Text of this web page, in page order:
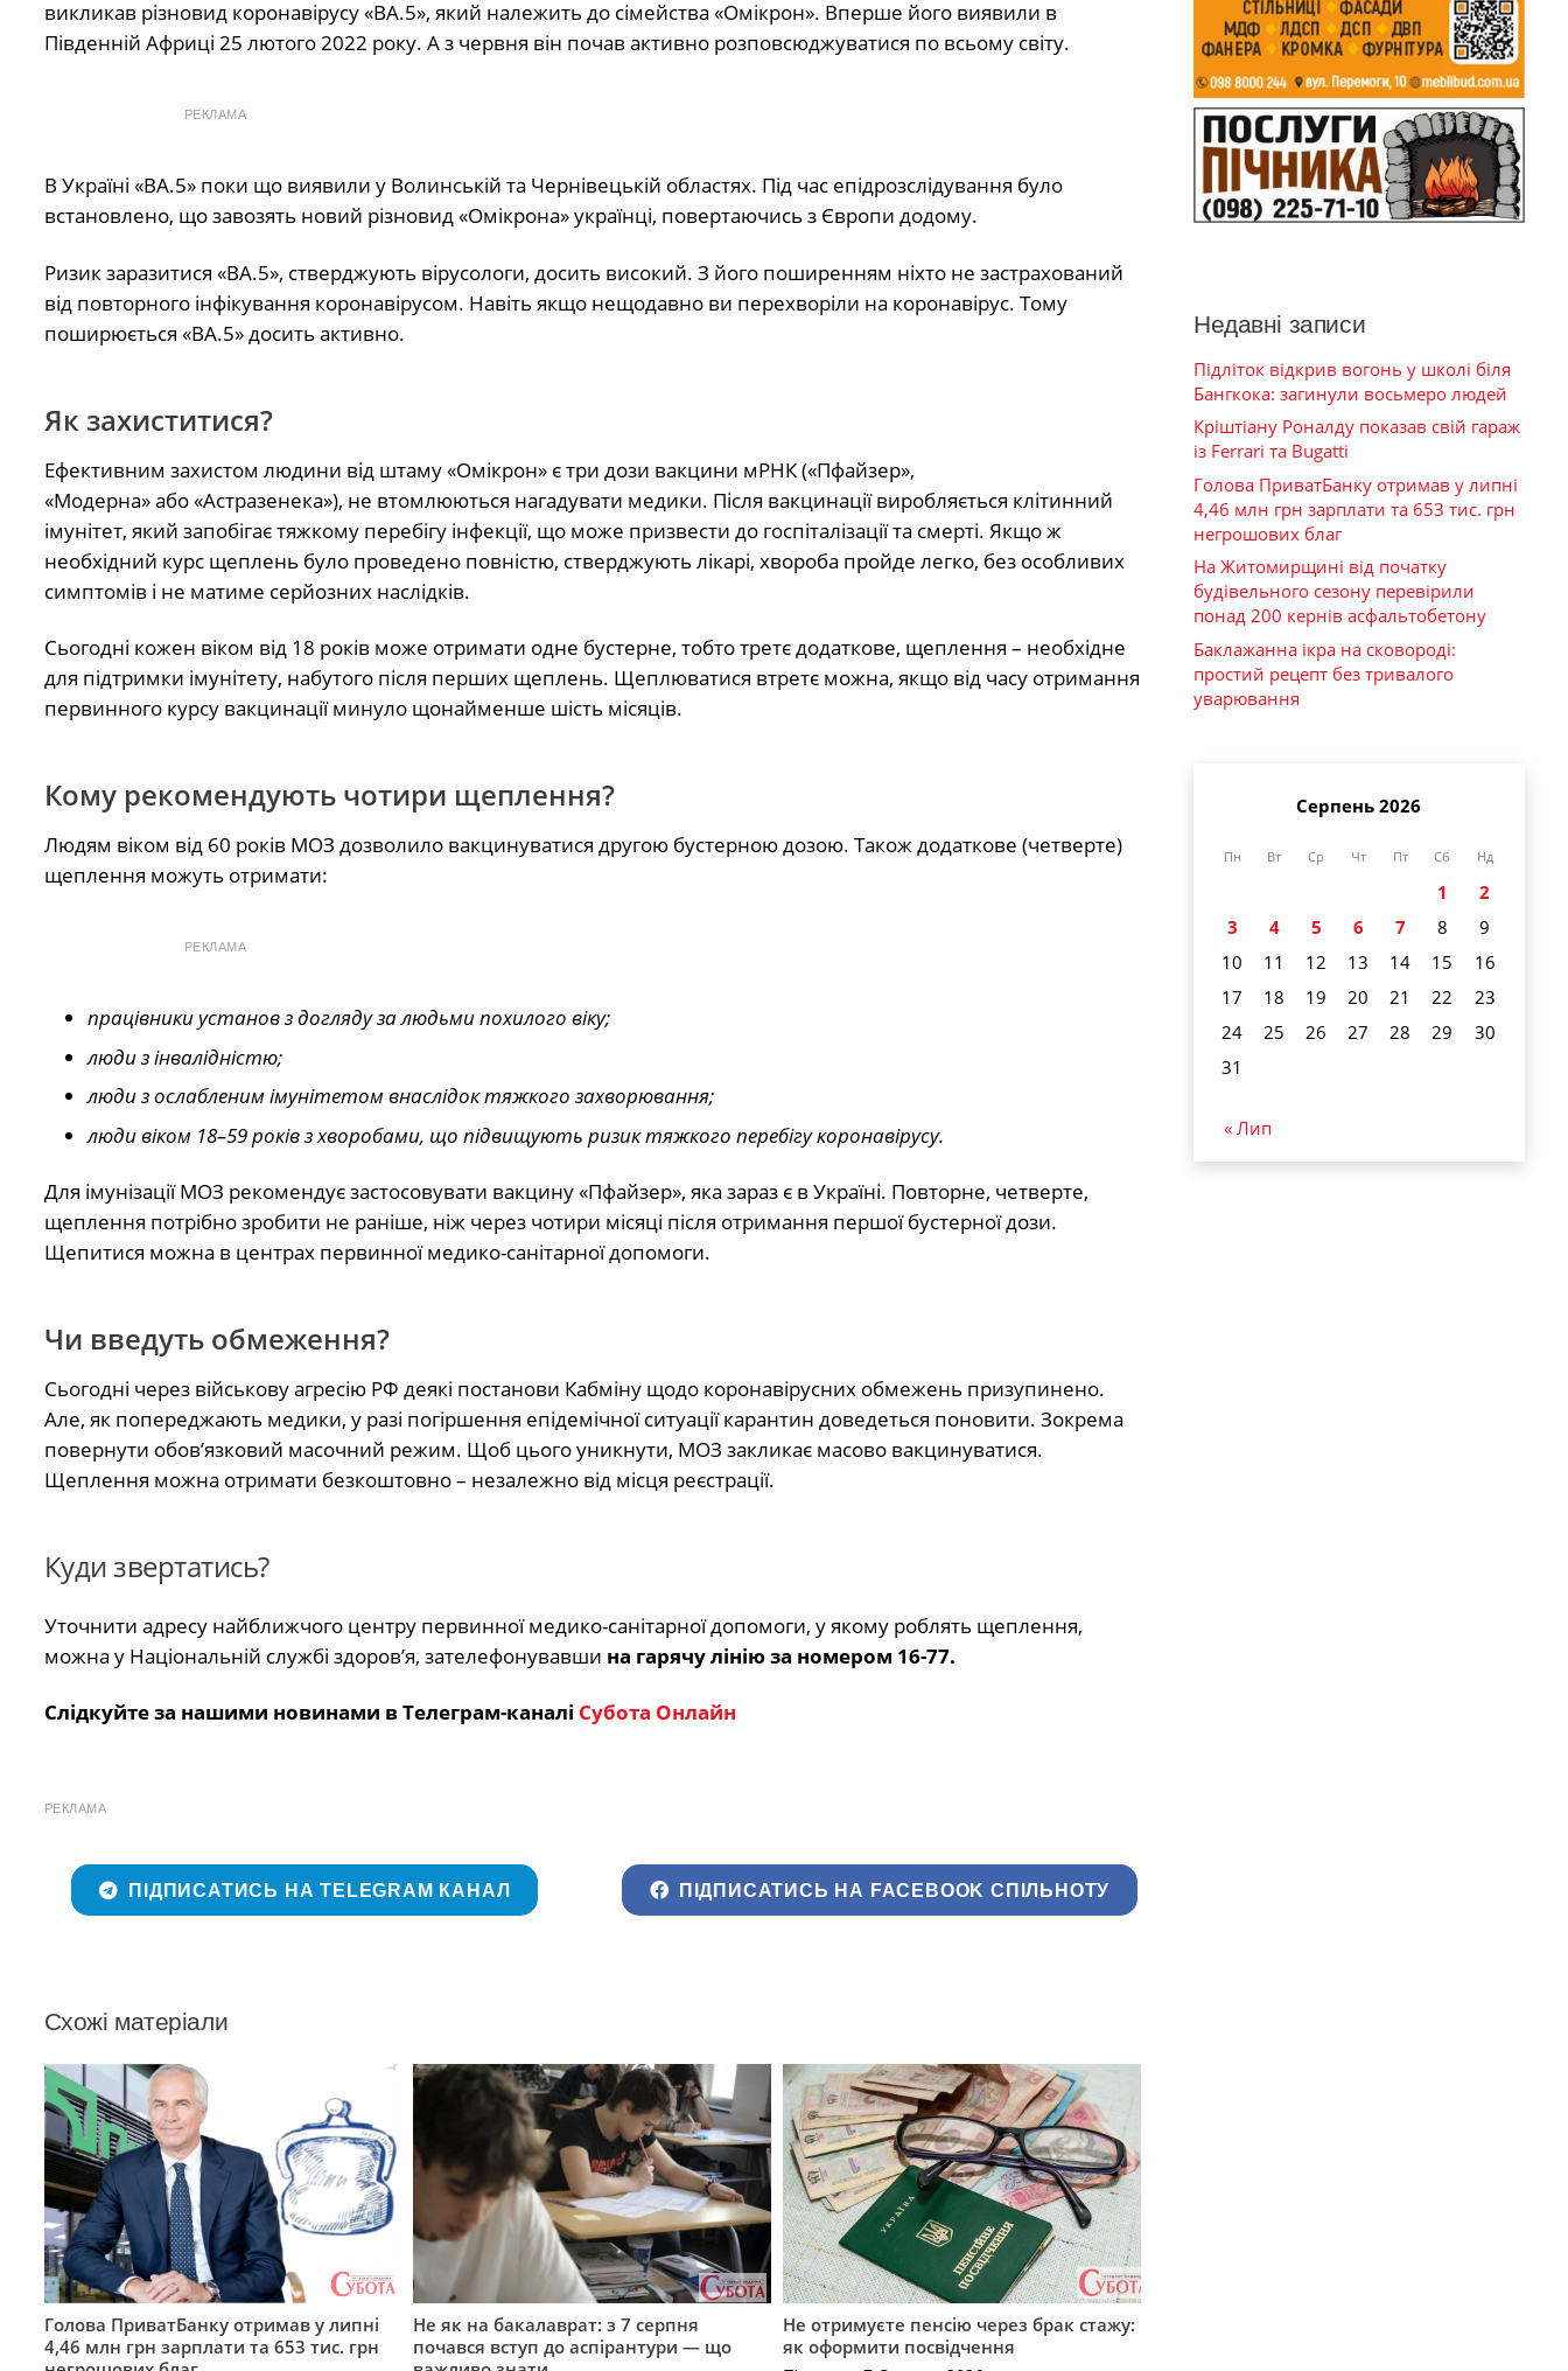
викликав різновид коронавірусу «BA.5», який належить до сімейства «Омікрон». Вперше йоговиявили в
Південній Африці 25 лютого 2022 року. А з червня він почав активно розповсюджуватися по всьому світу.
РЕКЛАМА
В Україні «ВА.5» поки що виявили у Волинській та Чернівецькій областях. Під час епідрозслідування було
встановлено, що завозять новий різновид «Омікрона» українці, повертаючись з Європи додому.
Ризик заразитися «BA.5», стверджують вірусологи, досить високий. З його поширенням ніхто не застрахований
від повторного інфікування коронавірусом. Навіть якщо нещодавно ви перехворіли на коронавірус. Тому
поширюється «ВА.5»досить активно.
Як захиститися?
Ефективним захистом людини від штаму «Омікрон» є три дози вакцини мРНК («Пфайзер»,
«Модерна»або«Астразенека»), не втомлюються нагадувати медики. Після вакцинації виробляється клітинний
імунітет, який запобігає тяжкому перебігу інфекції, що може призвести до госпіталізації та смерті. Якщо ж
необхідний курс щеплень було проведено повністю, стверджують лікарі, хвороба пройде легко, без особливих
симптомів і не матиме серйозних наслідків.
Сьогодні кожен віком від 18 років може отримати одне бустерне, тобто третє додаткове, щеплення – необхідне
для підтримки імунітету, набутого після перших щеплень. Щеплюватися втретє можна, якщо від часу отримання
первинного курсу вакцинації минуло щонайменше шість місяців.
Кому рекомендують чотири щеплення?
Людям віком від 60 років МОЗ дозволило вакцинуватися другою бустерною дозою. Також додаткове (четверте)
щеплення можуть отримати:
РЕКЛАМА
працівники установ з догляду за людьми похилого віку;
люди з інвалідністю;
люди з ослабленим імунітетом внаслідок тяжкого захворювання;
людивіком 18–59 років з хворобами, що підвищують ризик тяжкого перебігу коронавірусу.
Для імунізації МОЗ рекомендує застосовувати вакцину «Пфайзер», яка зараз є в Україні. Повторне, четверте,
щеплення потрібно зробити не раніше, ніж через чотири місяці після отримання першої бустерної дози.
Щепитися можна в центрах первинної медико-санітарної допомоги.
Чи введуть обмеження?
Сьогодні через військову агресію РФ деякі постанови Кабміну щодо коронавірусних обмежень призупинено.
Але, як попереджають медики, у разі погіршення епідемічної ситуації карантин доведеться поновити. Зокрема
повернути обов’язковий масочний режим. Щоб цього уникнути, МОЗ закликає масово вакцинуватися.
Щеплення можна отримати безкоштовно – незалежно від місця реєстрації.
Куди звертатись?
Уточнити адресу найближчого центру первинної медико-санітарної допомоги, у якому роблять щеплення,
можна у Національній службі здоров’я, зателефонувавши на гарячу лінію за номером 16-77.
Слідкуйте за нашими новинами в Телеграм-каналі Субота Онлайн
РЕКЛАМА
ПІДПИСАТИСЬ НА TELEGRAM КАНАЛ ПІДПИСАТИСЬ НА FACEBOOK СПІЛЬНОТУ
Схожі матеріали
Голова ПриватБанку отримав у липні
4,46 млн грн зарплати та 653 тис. грн
Не як на бакалаврат: з 7 серпня
почався вступ до аспірантури — що
Не отримуєте пенсію через брак стажу:
як оформити посвідчення
Недавні записи
Підліток відкрив вогонь у школі біля
Бангкока: загинули восьмеро людей
Кріштіану Роналду показав свій гараж
із Ferrari та Bugatti
Голова ПриватБанку отримав у липні
4,46 млн грн зарплати та 653 тис. грн
негрошових благ
На Житомирщині від початку
будівельного сезону перевірили
понад 200 кернів асфальтобетону
Баклажанна ікра на сковороді:
простий рецепт без тривалого
уварювання
Серпень 2026
Пн Вт Ср Чт Пт Сб Нд
1
2
3
4 5 6 7 8
9
10
11 12 13 14 15
16
17
18 19 20 21 22
23
24
25 26 27 28 29
30
31
« Лип